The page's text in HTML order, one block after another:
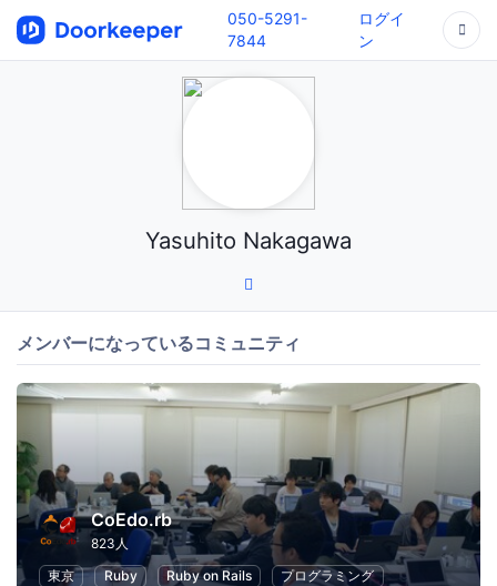
050-5291-
7844
ログイ
ン
Yasuhito Nakagawa
メンバーになっているコミュニティ
CoEdo.rb
823人
東京
Ruby Ruby on Rails プログラミング